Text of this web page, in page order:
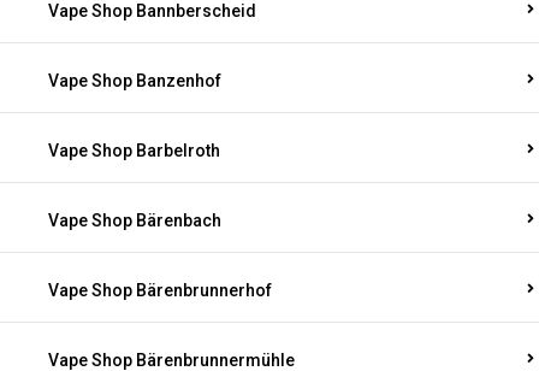
Vape Shop Bannberscheid
Vape Shop Banzenhof
Vape Shop Barbelroth
Vape Shop Bärenbach
Vape Shop Bärenbrunnerhof
Vape Shop Bärenbrunnermühle